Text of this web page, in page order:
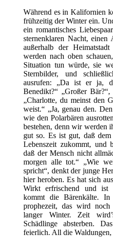
Während es in Kalifornien
frühzeitig der Winter ein.
ein romantisches
sternenklaren Nacht, einen
außerhalb der
werden nach oben
Situation tun würde, sie
Sternbilder, und
ausrufen: „Da ist er ja,
Benedikt?“ „Großer
„Charlotte, du meinst den
weist.“ „Ja, genau den.
wie den Polarbären
bestehen, denn wir werden
gut so. Es ist gut, daß dem
Lebenszeit zukommt, und
daß der Mensch nicht
morgen alle tot.“ „Wie
spricht“, denkt der junge
hier heroben. Es hat sich
Wirkt erfrischend und ist
kommt die Bärenkälte. In
prophezeit, das wird
langer Winter. Zeit
Schädlinge absterben.
feierlich. All die Waldungen,